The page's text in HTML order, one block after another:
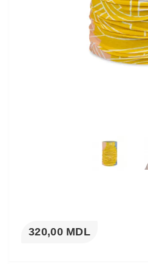
320,00 MDL